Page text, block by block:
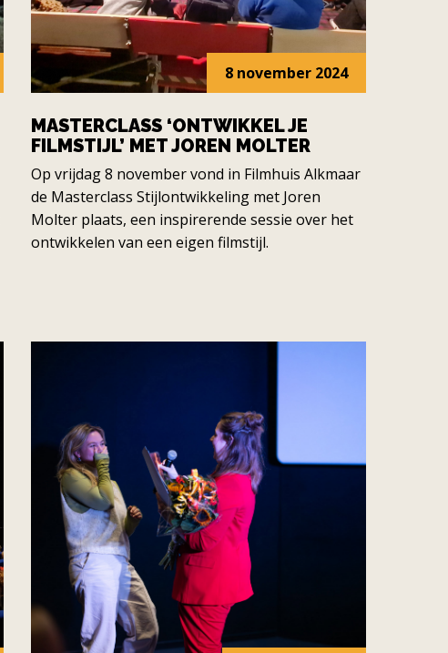
8 november 2024
MASTERCLASS ‘ONTWIKKEL JE
FILMSTIJL’ MET JOREN MOLTER
Op vrijdag 8 november vond in Filmhuis Alkmaar
de Masterclass Stijlontwikkeling met Joren
Molter plaats, een inspirerende sessie over het
ontwikkelen van een eigen filmstijl.